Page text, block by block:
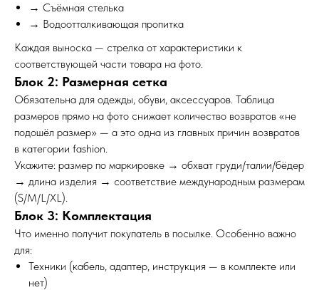
→ Съёмная стелька
→ Водоотталкивающая пропитка
Каждая выноска — стрелка от характеристики к
соответствующей части товара на фото.
Блок 2: Размерная сетка
Обязательна для одежды, обуви, аксессуаров. Таблица
размеров прямо на фото снижает количество возвратов «не
подошёл размер» — а это одна из главных причин возвратов
в категории fashion.
Укажите: размер по маркировке → обхват груди/талии/бёдер
→ длина изделия → соответствие международным размерам
(S/M/L/XL).
Блок 3: Комплектация
Что именно получит покупатель в посылке. Особенно важно
для:
Техники (кабель, адаптер, инструкция — в комплекте или
нет)